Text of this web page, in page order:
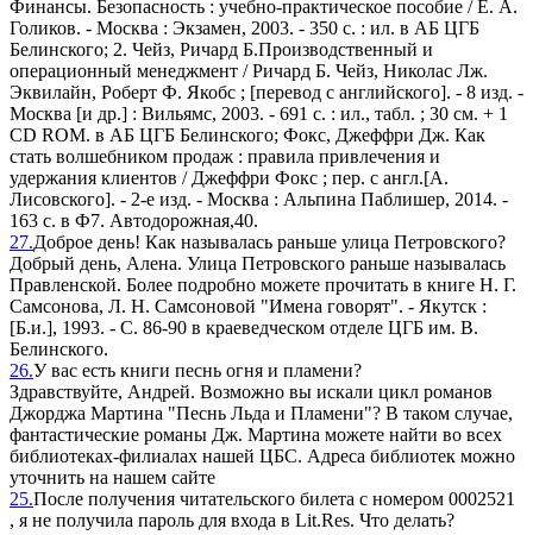
Финансы. Безопасность : учебно-практическое пособие / Е. А.
Голиков. - Москва : Экзамен, 2003. - 350 с. : ил. в АБ ЦГБ
Белинского; 2. Чейз, Ричард Б.Производственный и
операционный менеджмент / Ричард Б. Чейз, Николас Лж.
Эквилайн, Роберт Ф. Якобс ; [перевод с английского]. - 8 изд. -
Москва [и др.] : Вильямс, 2003. - 691 с. : ил., табл. ; 30 см. + 1
CD ROM. в АБ ЦГБ Белинского; Фокс, Джеффри Дж. Как
стать волшебником продаж : правила привлечения и
удержания клиентов / Джеффри Фокс ; пер. с англ.[А.
Лисовского]. - 2-е изд. - Москва : Альпина Паблишер, 2014. -
163 с. в Ф7. Автодорожная,40.
27.Доброе день! Как называлась раньше улица Петровского?
Добрый день, Алена. Улица Петровского раньше называлась
Правленской. Более подробно можете прочитать в книге Н. Г.
Самсонова, Л. Н. Самсоновой "Имена говорят". - Якутск :
[Б.и.], 1993. - С. 86-90 в краеведческом отделе ЦГБ им. В.
Белинского.
26.У вас есть книги песнь огня и пламени?
Здравствуйте, Андрей. Возможно вы искали цикл романов
Джорджа Мартина "Песнь Льда и Пламени"? В таком случае,
фантастические романы Дж. Мартина можете найти во всех
библиотеках-филиалах нашей ЦБС. Адреса библиотек можно
уточнить на нашем сайте
25.После получения читательского билета с номером 0002521
, я не получила пароль для входа в Lit.Res. Что делать?